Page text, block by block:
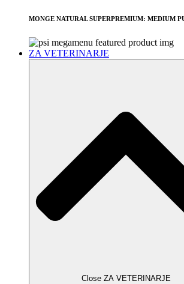
MONGE NATURAL SUPERPREMIUM: MEDIUM
ZA VETERINARJE
Close ZA VETERINARJE